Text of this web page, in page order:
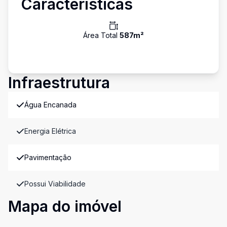
Características
Área Total 587m²
Infraestrutura
Água Encanada
Energia Elétrica
Pavimentação
Possui Viabilidade
Mapa do imóvel